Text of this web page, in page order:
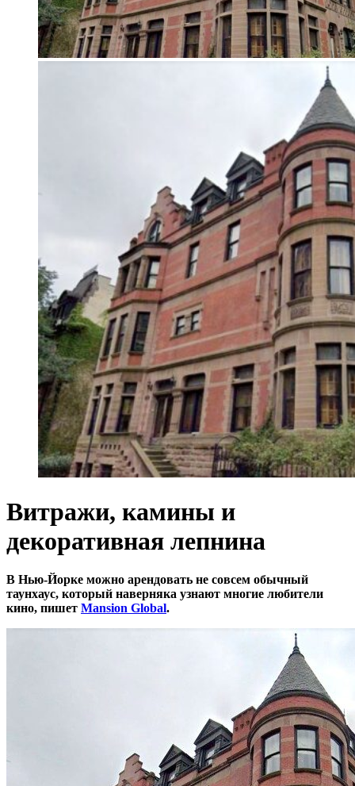
Витражи, камины и
декоративная лепнина
В Нью-Йорке можно арендовать не совсем обычный
таунхаус, который наверняка узнают многие любители
кино, пишет Mansion Global.